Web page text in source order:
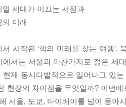
얼 세대가 이끄는 서점과
의 미래
서 시작된 ‘책의 미래를 찾는 여행
에서는 서울과 마찬가지로 젊은 세
현재 동시다발적으로 일어나고 있
현장의 차이점을 무엇일까? 이번
서울, 도쿄, 타이베이를 넘어 동아